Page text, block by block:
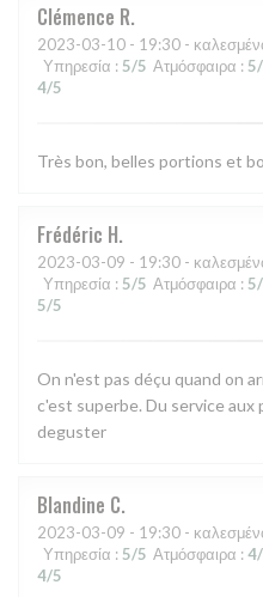
Clémence R
2023-03-10 - 19:30 -
Υπηρεσία : 5/5 Ατμόσφαιρα : 5
4/5
Très bon, belles portions et
Frédéric H
2023-03-09 - 19:30 -
Υπηρεσία : 5/5 Ατμόσφαιρα : 5
5/5
On n'est pas déçu quand on
c'est superbe. Du service aux
deguster
Blandine C
2023-03-09 - 19:30 -
Υπηρεσία : 5/5 Ατμόσφαιρα : 4
4/5